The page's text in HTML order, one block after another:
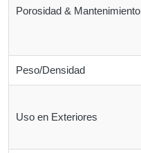
Porosidad & Mantenimiento
Peso/Densidad
Uso en Exteriores